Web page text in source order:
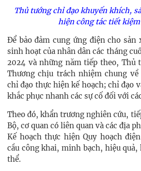
Thủ tướng chỉ đạo khuyến khích,
hiện công tác tiết
Để bảo đảm cung ứng điện cho sản
sinh hoạt của nhân dân các tháng
2024 và những năm tiếp theo, Thủ
Thương chịu trách nhiệm chung về
chỉ đạo thực hiện kế hoạch; chỉ đạo
khắc phục nhanh các sự cố đối với
Theo đó, khẩn trương nghiên cứu,
Bộ, cơ quan có liên quan và các địa
Kế hoạch thực hiện Quy hoạch
cầu công khai, minh bạch, hiệu
thể.